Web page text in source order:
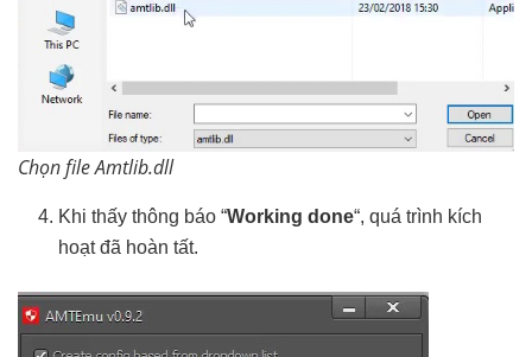
Chọn file Amtlib.dll
Khi thấy thông báo “Working done“, quá trình kích
hoạt đã hoàn tất.